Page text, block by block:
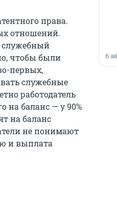
права.
отношений.
служебный
чтобы были
первых,
служебные
работодатель
на баланс — у 90%
на баланс
не понимают
и выплата
6